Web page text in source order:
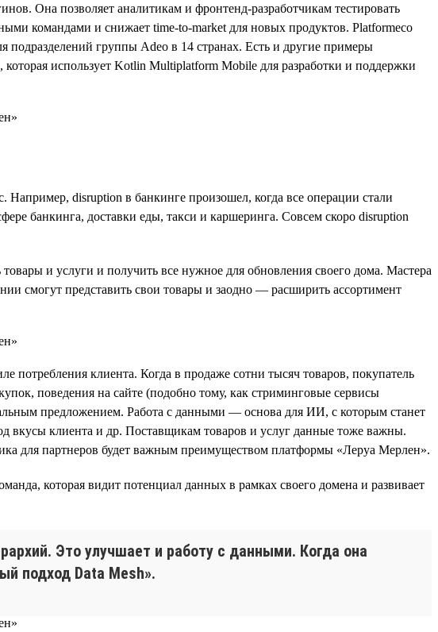
Она позволяет аналитикам и фронтенд-разработчикам тестировать
командами и снижает time-to-market для новых продуктов. Platformeco
подразделений группы Adeo в 14 странах. Есть и другие примеры
использует Kotlin Multiplatform Mobile для разработки и поддержки
disruption в банкинге произошел, когда все операции стали
банкинга, доставки еды, такси и каршеринга. Совсем скоро disruption
и услуги и получить все нужное для обновления своего дома. Мастера
смогут представить свои товары и заодно — расширить ассортимент
клиента. Когда в продаже сотни тысяч товаров, покупатель
поведения на сайте (подобно тому, как стриминговые сервисы
предложением. Работа с данными — основа для ИИ, с которым станет
вкусы клиента и др. Поставщикам товаров и услуг данные тоже важны.
для партнеров будет важным преимуществом платформы «Леруа Мерлен».
которая видит потенциал данных в рамках своего домена и развивает
Это улучшает и работу с данными. Когда она
подход Data Mesh».